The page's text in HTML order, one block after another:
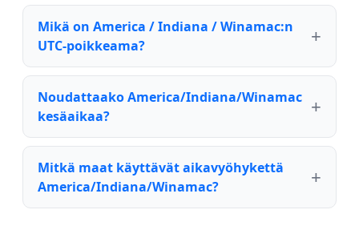
Mikä on America / Indiana / Winamac:n
UTC-poikkeama?
Noudattaako America/Indiana/Winamac
kesäaikaa?
Mitkä maat käyttävät aikavyöhykettä
America/Indiana/Winamac?